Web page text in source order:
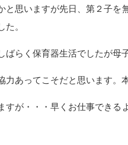
と思いますが先日、第２子
。
らく保育器生活でしたが母
力あってこそだと思います。
すが・・・早くお仕事でき